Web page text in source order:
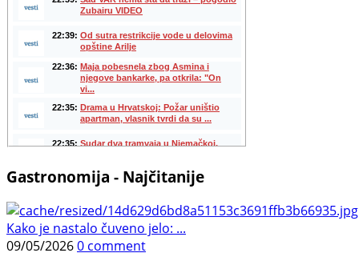
Gastronomija - Najčitanije
Kako je nastalo čuveno jelo: ...
09/05/20260 comment